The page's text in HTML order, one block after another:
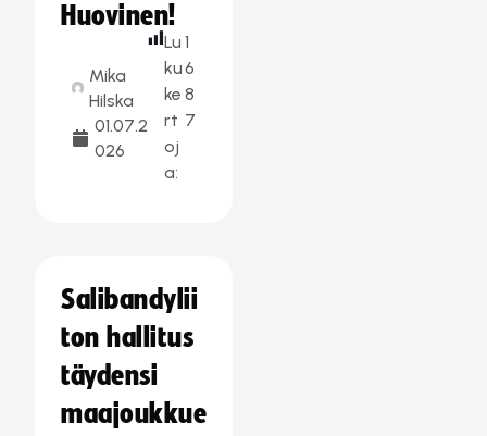
Huovinen!
Mika
Hilska
01.07.2
026
Lu
ku
ke
rt
oj
a:
1
6
8
7
Salibandylii
ton hallitus
täydensi
maajoukkue